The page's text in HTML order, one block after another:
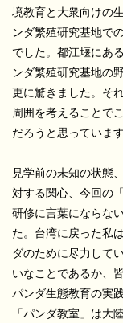
境教育と大衆向けの
ンダ繁殖研究基地で
でした。都江堰にあ
ンダ繁殖研究基地の
更に驚きました。そ
周囲を考えることで
だろうと思っています
見学前の未知の状態
対する関心、今回の
研修に言葉にならな
た。台湾に戻った私
ダのために尽力して
いなことであるか、
パンダ生態教育の実
「パンダ教室」は大